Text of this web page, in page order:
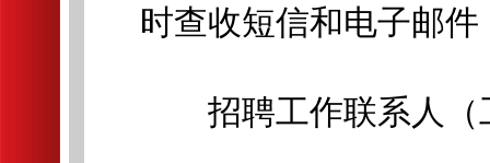
时查收短信和电子邮
招聘工作联系人（